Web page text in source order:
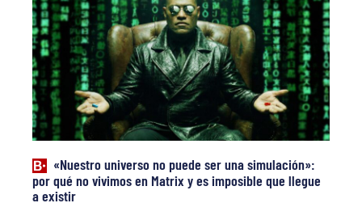
«Nuestro universo no puede ser una simulación»:
por qué no vivimos en Matrix y es imposible que llegue
a existir